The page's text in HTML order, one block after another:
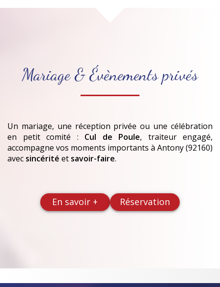
Mariage & Évènements privés
Un mariage, une réception privée ou une célébration
en petit comité : Cul de Poule, traiteur engagé,
accompagne vos moments importants à Antony (92160)
avec sincérité et savoir-faire.
En savoir + Réservation